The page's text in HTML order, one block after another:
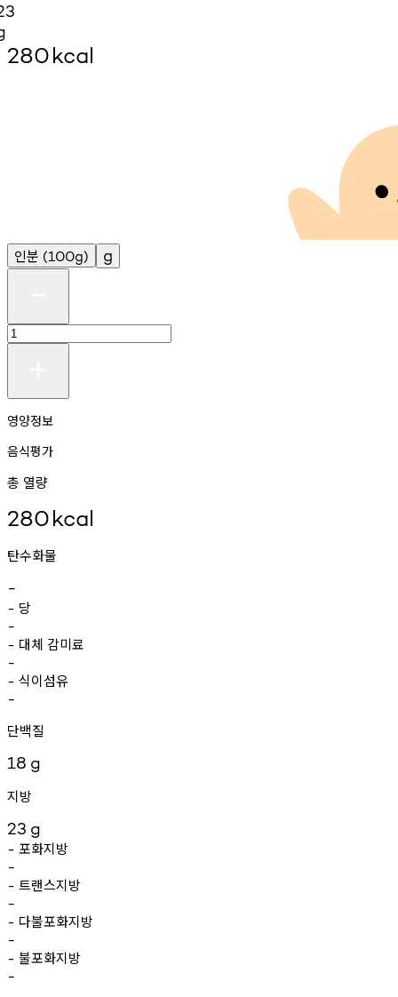
280kcal
인분 (100g) g
영양정보
음식평가
총 열량
280kcal
탄수화물
-
- 당
-
- 대체 감미료
-
- 식이섬유
-
단백질
18 g
지방
23 g
- 포화지방
-
- 트랜스지방
-
- 다불포화지방
-
- 불포화지방
-